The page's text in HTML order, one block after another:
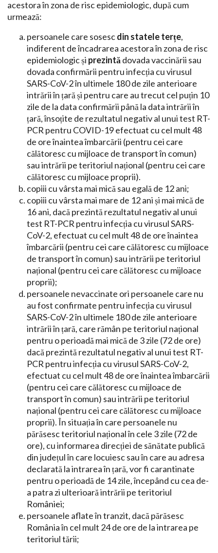
acestora în zona de risc epidemiologic, după cum
urmează:
persoanele care sosescdin statele terțe,
indiferent de încadrarea acestora în zona de risc
epidemiologic și prezintă dovada vaccinării sau
dovada confirmării pentru infecția cu virusul
SARS-CoV-2 în ultimele 180 de zile anterioare
intrării în țară și pentru care au trecut cel puțin 10
zile de la data confirmării până la data intrării în
țară, însoțite de rezultatul negativ al unui test RT-
PCR pentru COVID-19 efectuat cu cel mult 48
de ore înaintea îmbarcării (pentru cei care
călătoresc cu mijloace de transport în comun)
sau intrării pe teritoriul național (pentru cei care
călătoresc cu mijloace proprii).
copiii cu vârsta mai mică sau egală de 12 ani;
copiii cu vârsta mai mare de 12 ani și mai mică de
16 ani, dacă prezintă rezultatul negativ al unui
test RT-PCR pentru infecția cu virusul SARS-
CoV-2, efectuat cu cel mult 48 de ore înaintea
îmbarcării (pentru cei care călătoresc cu mijloace
de transport în comun) sau intrării pe teritoriul
național (pentru cei care călătoresc cu mijloace
proprii);
persoanele nevaccinate ori persoanele care nu
au fost confirmate pentru infecția cu virusul
SARS-CoV-2 în ultimele 180 de zile anterioare
intrării în țară, care rămân pe teritoriul național
pentru o perioadă mai mică de 3 zile (72 de ore)
dacă prezintă rezultatul negativ al unui test RT-
PCR pentru infecția cu virusul SARS-CoV-2,
efectuat cu cel mult 48 de ore înaintea îmbarcării
(pentru cei care călătoresc cu mijloace de
transport în comun) sau intrării pe teritoriul
național (pentru cei care călătoresc cu mijloace
proprii). În situația în care persoanele nu
părăsesc teritoriul național în cele 3 zile (72 de
ore), cu informarea direcției de sănătate publică
din județul în care locuiesc sau în care au adresa
declarată la intrarea în țară, vor fi carantinate
pentru o perioadă de 14 zile, începând cu cea de-
a patra zi ulterioară intrării pe teritoriul
României;
persoanele aflate în tranzit, dacă părăsesc
România în cel mult 24 de ore de la intrarea pe
teritoriul tării;